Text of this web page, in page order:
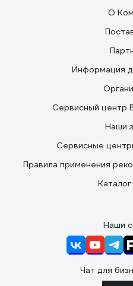
О
Информация
Сервисный центр
Наши
Сервисные
Правила применения
Наши
Чат для